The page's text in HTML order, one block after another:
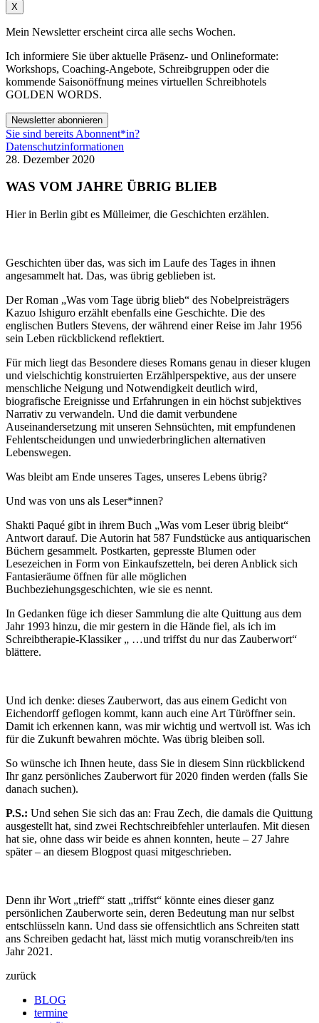
X
Mein Newsletter erscheint circa alle sechs Wochen.
Ich informiere Sie über aktuelle Präsenz- und Onlineformate:
Workshops, Coaching-Angebote, Schreibgruppen oder die
kommende Saisonöffnung meines virtuellen Schreibhotels
GOLDEN WORDS.
Newsletter abonnieren
Sie sind bereits Abonnent*in?
Datenschutzinformationen
28. Dezember 2020
WAS VOM JAHRE ÜBRIG BLIEB
Hier in Berlin gibt es Mülleimer, die Geschichten erzählen.
Geschichten über das, was sich im Laufe des Tages in ihnen
angesammelt hat. Das, was übrig geblieben ist.
Der Roman „Was vom Tage übrig blieb“ des Nobelpreisträgers
Kazuo Ishiguro erzählt ebenfalls eine Geschichte. Die des
englischen Butlers Stevens, der während einer Reise im Jahr 1956
sein Leben rückblickend reflektiert.
Für mich liegt das Besondere dieses Romans genau in dieser klugen
und vielschichtig konstruierten Erzählperspektive, aus der unsere
menschliche Neigung und Notwendigkeit deutlich wird,
biografische Ereignisse und Erfahrungen in ein höchst subjektives
Narrativ zu verwandeln. Und die damit verbundene
Auseinandersetzung mit unseren Sehnsüchten, mit empfundenen
Fehlentscheidungen und unwiederbringlichen alternativen
Lebenswegen.
Was bleibt am Ende unseres Tages, unseres Lebens übrig?
Und was von uns als Leser*innen?
Shakti Paqué gibt in ihrem Buch „Was vom Leser übrig bleibt“
Antwort darauf. Die Autorin hat 587 Fundstücke aus antiquarischen
Büchern gesammelt. Postkarten, gepresste Blumen oder
Lesezeichen in Form von Einkaufszetteln, bei deren Anblick sich
Fantasieräume öffnen für alle möglichen
Buchbeziehungsgeschichten, wie sie es nennt.
In Gedanken füge ich dieser Sammlung die alte Quittung aus dem
Jahr 1993 hinzu, die mir gestern in die Hände fiel, als ich im
Schreibtherapie-Klassiker „ …und triffst du nur das Zauberwort“
blättere.
Und ich denke: dieses Zauberwort, das aus einem Gedicht von
Eichendorff geflogen kommt, kann auch eine Art Türöffner sein.
Damit ich erkennen kann, was mir wichtig und wertvoll ist. Was ich
für die Zukunft bewahren möchte. Was übrig bleiben soll.
So wünsche ich Ihnen heute, dass Sie in diesem Sinn rückblickend
Ihr ganz persönliches Zauberwort für 2020 finden werden (falls Sie
danach suchen).
P.S.: Und sehen Sie sich das an: Frau Zech, die damals die Quittung
ausgestellt hat, sind zwei Rechtschreibfehler unterlaufen. Mit diesen
hat sie, ohne dass wir beide es ahnen konnten, heute – 27 Jahre
später – an diesem Blogpost quasi mitgeschrieben.
Denn ihr Wort „trieff“ statt „triffst“ könnte eines dieser ganz
persönlichen Zauberworte sein, deren Bedeutung man nur selbst
entschlüsseln kann. Und dass sie offensichtlich ans Schreiten statt
ans Schreiben gedacht hat, lässt mich mutig voranschreib/ten ins
Jahr 2021.
zurück
BLOG
termine